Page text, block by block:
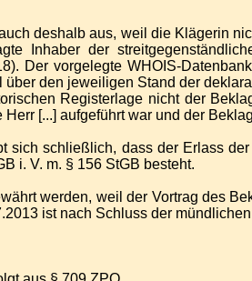
deshalb aus, weil die Klägerin
Inhaber der
Der vorgelegte WHOIS-
den jeweiligen Stand der
Registerlage nicht der
[...] aufgeführt war und der
sich schließlich, dass der Erlass
i. V. m. § 156 StGB besteht.
werden, weil der Vortrag des
ist nach Schluss der